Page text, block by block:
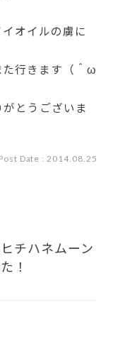
オイルの虜に
た行きます（＾ω
とうございま
Date : 2014.08.25
チハネムーン
！